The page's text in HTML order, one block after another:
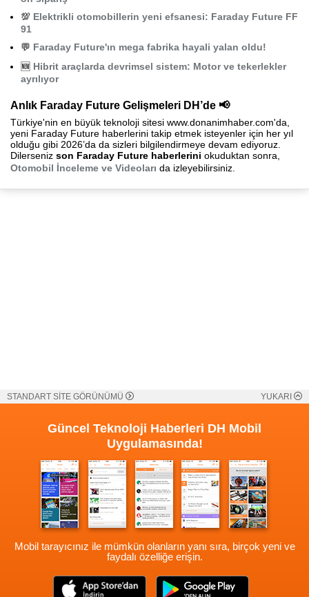
💯 Elektrikli otomobillerin yeni efsanesi: Faraday Future FF
91
💬 Faraday Future'ın mega fabrika hayali yalan oldu!
🆕 Hibrit araçlarda devrimsel sistem: Motor ve tekerlekler
ayrılıyor
Anlık Faraday Future Gelişmeleri DH’de 📢
Türkiye'nin en büyük teknoloji sitesi www.donanimhaber.com'da,
yeni Faraday Future haberlerini takip etmek isteyenler için her yıl
olduğu gibi 2026’da da sizleri bilgilendirmeye devam ediyoruz.
Dilerseniz son Faraday Future haberlerini okuduktan sonra,
Otomobil İnceleme ve Videoları da izleyebilirsiniz.
STANDART SİTE GÖRÜNÜMÜ YUKARI
Güncel Teknoloji Haberleri DH Mobil
Uygulamasında!
Mobil tarayıcınız ile mümkün olanların yanı sıra, birçok yeni ve
faydalı özelliğe erişin.